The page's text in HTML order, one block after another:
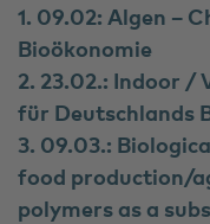
1. 09.02: Algen –
Bioökonomie
2. 23.02.: Indoor /
für Deutschlands
3. 09.03.:
food production/
polymers as a